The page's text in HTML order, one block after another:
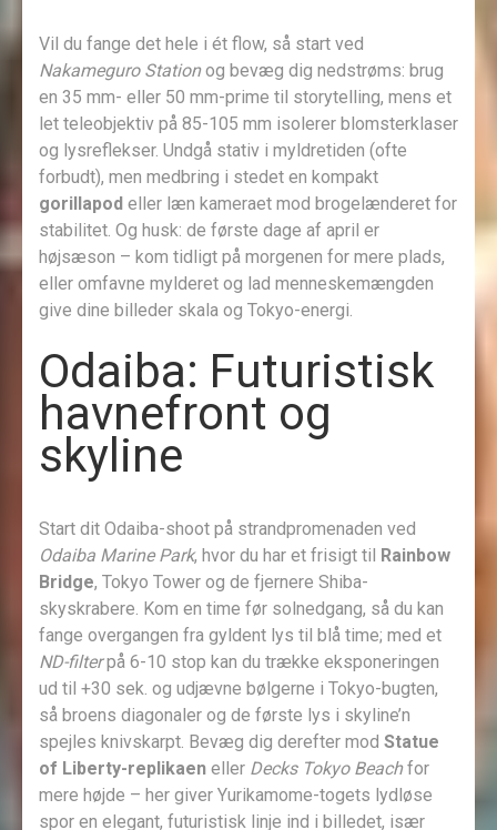
Vil du fange det hele i ét flow, så start ved
Nakameguro Stationog bevæg dig nedstrøms: brug
en 35 mm- eller 50 mm-prime til storytelling, mens et
let teleobjektiv på 85-105 mm isolerer blomsterklaser
og lysreflekser. Undgå stativ i myldretiden (ofte
forbudt), men medbring i stedet en kompakt
gorillapod eller læn kameraet mod brogelænderet for
stabilitet. Og husk: de første dage af april er
højsæson – kom tidligt på morgenen for mere plads,
eller omfavne mylderet og lad menneskemængden
give dine billeder skala og Tokyo-energi.
Odaiba: Futuristisk
havnefront og
skyline
Start dit Odaiba-shoot på strandpromenaden ved
Odaiba Marine Park, hvor du har et fri­sigt til Rainbow
Bridge, Tokyo Tower og de fjernere Shiba-
skyskrabere. Kom en time før solnedgang, så du kan
fange overgangen fra gyldent lys til blå time; med et
ND-filterpå 6-10 stop kan du trække eksponeringen
ud til +30 sek. og udjævne bølgerne i Tokyo-bugten,
så broens diagonaler og de første lys i skyline’n
spejles knivskarpt. Bevæg dig derefter mod Statue
of Liberty-replikaen eller Decks Tokyo Beachfor
mere højde – her giver Yurikamome-togets lydløse
spor en elegant, futuristisk linje ind i billedet, især